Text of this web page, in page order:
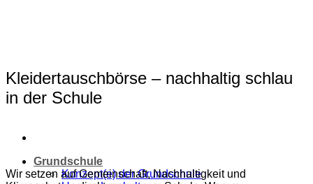
Grundschule
Konzept(e) der Grundschule
Kleidertauschbörse – nachhaltig schlau
in der Schule
Wir setzen auf Gemeinschaft, Nachhaltigkeit und